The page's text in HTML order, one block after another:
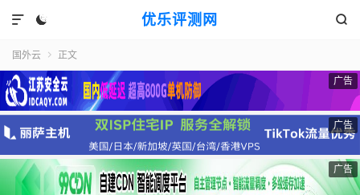
优乐评测网
 

国外云  正文
广告
广告
广告